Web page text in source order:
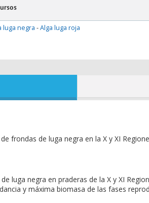
luga negra -Alga luga roja
frondas de luga negra en la X y XI
luga negra en praderas de la X y XI
y máxima biomasa de las fases